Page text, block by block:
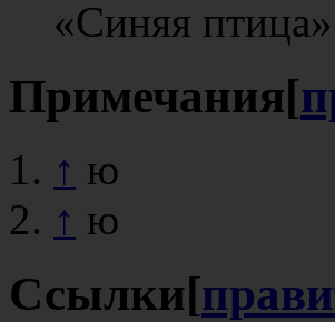
«Синяя птица»
Примечания[
↑ ю
↑ ю
Ссылки[